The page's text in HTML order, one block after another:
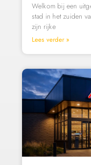
Welkom bij een
stad in het zuiden
zijn rijke
Lees verder »